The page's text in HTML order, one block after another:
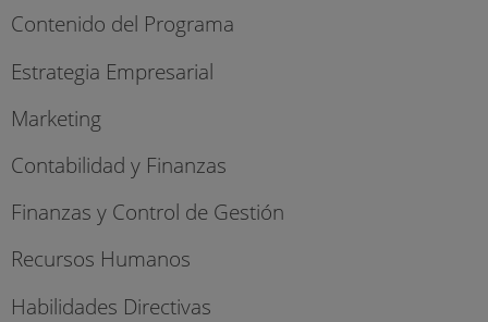
Contenido del Programa
Estrategia Empresarial
Marketing
Contabilidad y Finanzas
Finanzas y Control de Gestión
Recursos Humanos
Habilidades Directivas